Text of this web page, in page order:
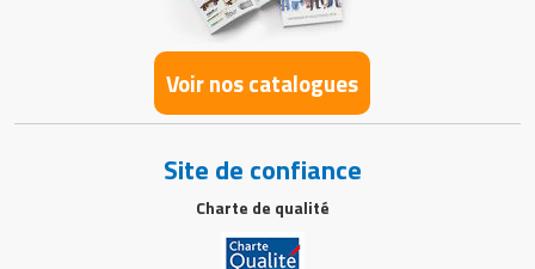
Voir nos catalogues
Site de confiance
Charte de qualité